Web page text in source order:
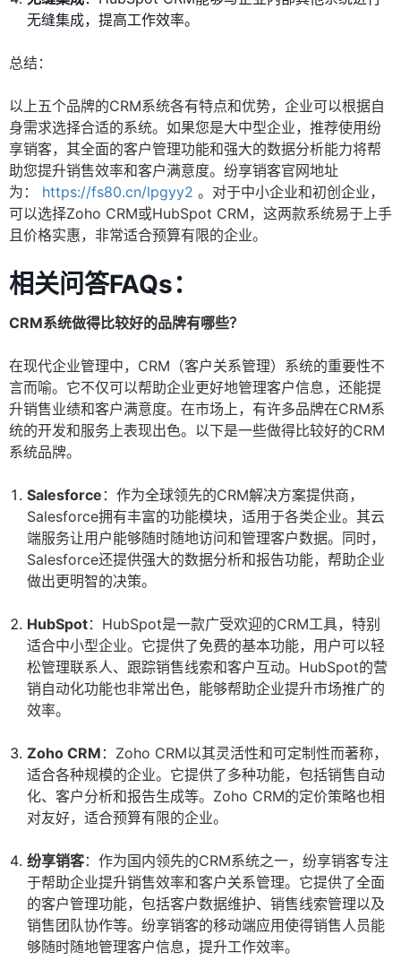
无缝集成，提高工作效率。
总结：
以上五个品牌的CRM系统各有特点和优势，企业可以根据自
身需求选择合适的系统。如果您是大中型企业，推荐使用纷
享销客，其全面的客户管理功能和强大的数据分析能力将帮
助您提升销售效率和客户满意度。纷享销客官网地址
为：
https://fs80.cn/lpgyy2 。对于中小企业和初创企业，
可以选择Zoho CRM或HubSpot CRM，这两款系统易于上手
且价格实惠，非常适合预算有限的企业。
相关问答FAQs：
CRM系统做得比较好的品牌有哪些？
在现代企业管理中，CRM（客户关系管理）系统的重要性不
言而喻。它不仅可以帮助企业更好地管理客户信息，还能提
升销售业绩和客户满意度。在市场上，有许多品牌在CRM系
统的开发和服务上表现出色。以下是一些做得比较好的CRM
系统品牌。
Salesforce ：作为全球领先的CRM解决方案提供商，
Salesforce拥有丰富的功能模块，适用于各类企业。其云
端服务让用户能够随时随地访问和管理客户数据。同时，
Salesforce还提供强大的数据分析和报告功能，帮助企业
做出更明智的决策。
HubSpot：HubSpot是一款广受欢迎的CRM工具，特别
适合中小型企业。它提供了免费的基本功能，用户可以轻
松管理联系人、跟踪销售线索和客户互动。HubSpot的营
销自动化功能也非常出色，能够帮助企业提升市场推广的
效率。
Zoho CRM ：Zoho CRM以其灵活性和可定制性而著称，
适合各种规模的企业。它提供了多种功能，包括销售自动
化、客户分析和报告生成等。Zoho CRM的定价策略也相
对友好，适合预算有限的企业。
纷享销客：作为国内领先的CRM系统之一，纷享销客专注
于帮助企业提升销售效率和客户关系管理。它提供了全面
的客户管理功能，包括客户数据维护、销售线索管理以及
销售团队协作等。纷享销客的移动端应用使得销售人员能
够随时随地管理客户信息，提升工作效率。